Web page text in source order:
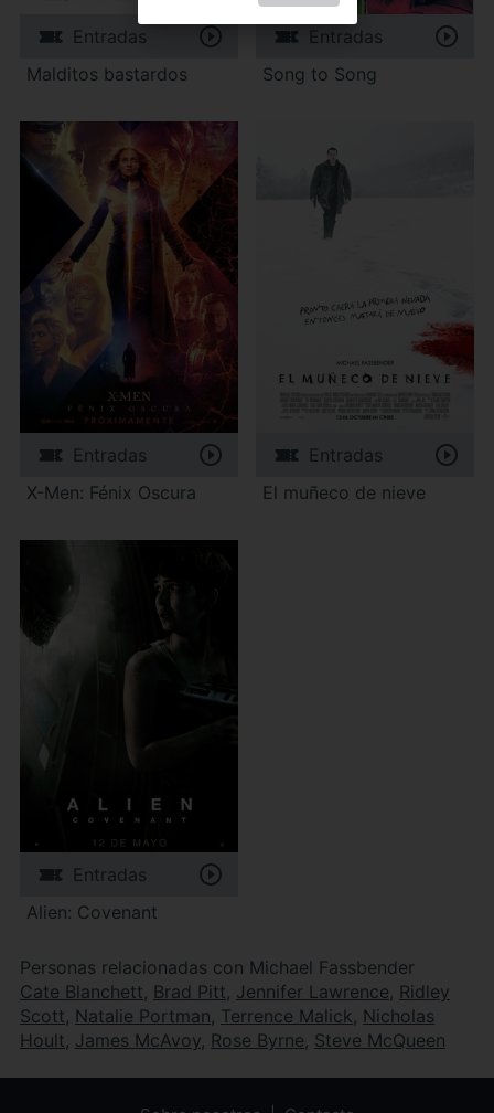
Entradas
Malditos bastardos
Entradas
Song to Song
Entradas
X-Men: Fénix Oscura
Entradas
El muñeco de nieve
Entradas
Alien: Covenant
Personas relacionadas con Michael Fassbender
Cate Blanchett, Brad Pitt, Jennifer Lawrence, Ridley
Scott, Natalie Portman, Terrence Malick, Nicholas
Hoult, James McAvoy, Rose Byrne, Steve McQueen